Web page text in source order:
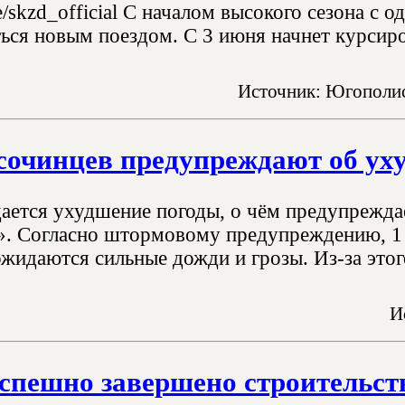
С началом высокого сезона с
новым поездом. С 3 июня начнет
Источник:
предупреждают об
ухудшение погоды, о чём
штормовому предупреждению, 1
сильные дожди и грозы. Из-за
завершено